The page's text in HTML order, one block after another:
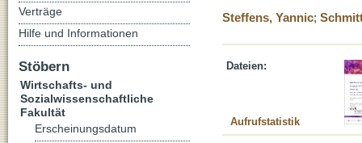
Steffens, Yannic;
Dateien:
Aufrufstatistik
Verträge
Hilfe und Informationen
Stöbern
Wirtschafts- und
Sozialwissenschaftliche
Fakultät
Erscheinungsdatum